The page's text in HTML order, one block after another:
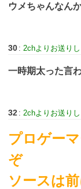
ウメちゃんなん
30 : 2chよりお送り
一時期太った言
32 : 2chよりお送り
プロゲー
ぞ
ソースは